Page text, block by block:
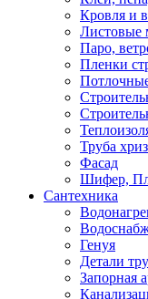
Кровля и
Листовые
Паро,
Пленки
Труба
Фасад
Шифер,
Сантехника
Генуя
Детали
Запорная